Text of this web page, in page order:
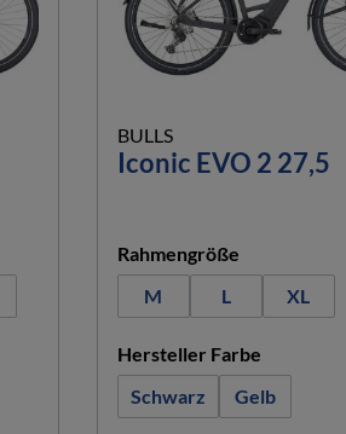
BULLS
Iconic EVO 2 27,5
Rahmengrößeauswählen
M
L XL
Hersteller Farbeauswählen
Schwarz
Gelb